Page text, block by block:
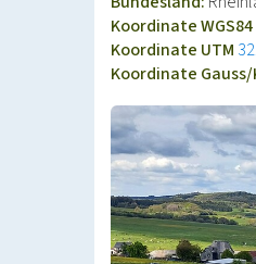
Koordinate WGS84
Koordinate UTM
Koordinate